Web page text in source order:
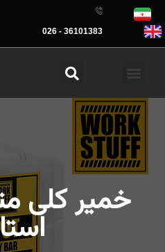
36101383 - 026
خمیر کلی